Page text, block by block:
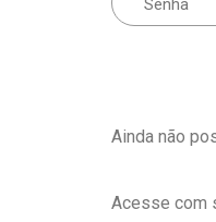
Ainda não
Acesse com